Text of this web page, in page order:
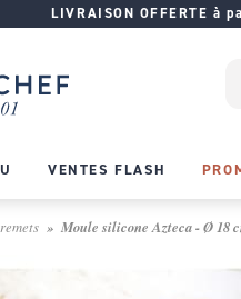
LIVRAISON OFFERTE à
VENTES FLASH
Moule silicone Azteca - Ø 18